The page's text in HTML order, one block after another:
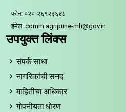
फोन: ०२०-२६१२३६४८
ईमेल: comm.agripune-mh@gov.in
उपयुक्त लिंक्स
संपर्क साधा
नागरिकांची सनद
माहितीचा अधिकार
गोपनीयता धोरण